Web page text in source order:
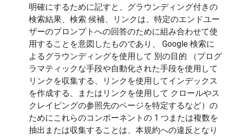
明確にするために記すと、グラウンディング付きの
検索結果、検索 候補、リンクは、特定のエンドユー
ザーのプロンプトへの回答のために組み合わせて使
用することを意図したものであり、 Google 検索に
よるグラウンディングを使用して 別の目的 （プログ
ラマティックな手段や自動化された手段を使用して
リンクを収集する、リンクを使用してインデックス
を作成する、またはリンクを使用して クロールやス
クレイピングの参照先のページを特定するなど）の
ためにこれらのコンポーネントの 1 つまたは複数を
抽出または収集することは、本規約への違反となり